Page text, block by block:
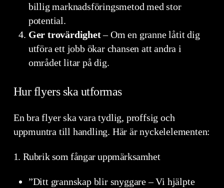
billig marknadsföringsmetod med stor
potential.
Ger trovärdighet– Om en granne låtit dig
utföra ett jobb ökar chansen att andra i
området litar på dig.
Hur flyers ska utformas
En bra flyer ska vara tydlig, proffsig och
uppmuntra till handling. Här är nyckelelementen:
1. Rubrik som fångar uppmärksamhet
”Ditt grannskap blir snyggare – Vi hjälpte